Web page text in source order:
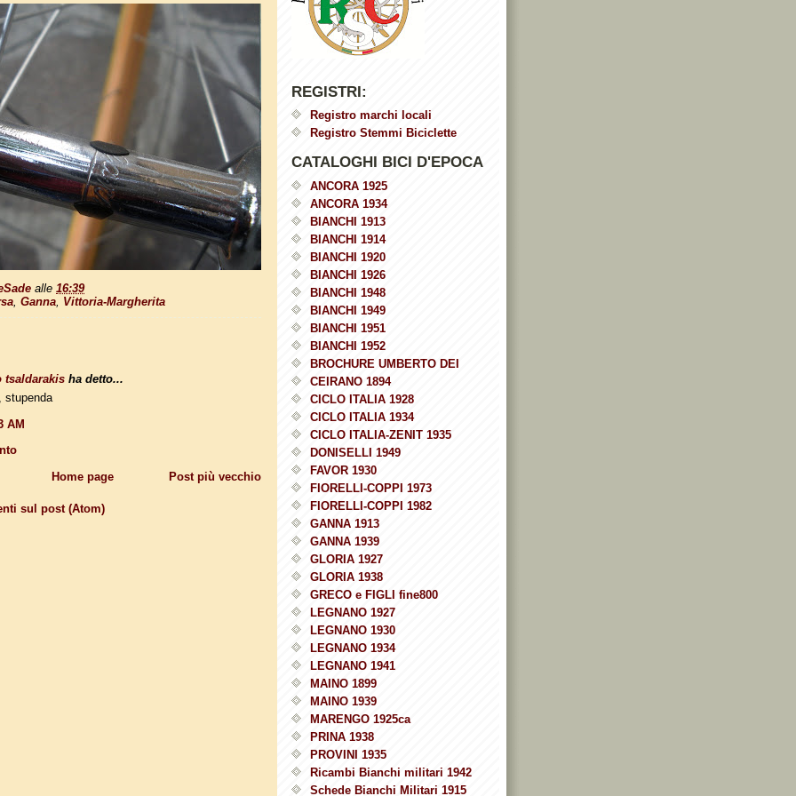
alle 16:39
Ganna Vittoria-Margherita
tsaldarakis ha detto...
stupenda
AM
Post più vecchio
Home page
sul post (Atom)
REGISTRI:
Registro marchi locali
Registro Stemmi Biciclette
CATALOGHI BICI D'EPOCA
ANCORA 1925
ANCORA 1934
BIANCHI 1913
BIANCHI 1914
BIANCHI 1920
BIANCHI 1926
BIANCHI 1948
BIANCHI 1949
BIANCHI 1951
BIANCHI 1952
BROCHURE UMBERTO DEI
CEIRANO 1894
CICLO ITALIA 1928
CICLO ITALIA 1934
CICLO ITALIA-ZENIT 1935
DONISELLI 1949
FAVOR 1930
FIORELLI-COPPI 1973
FIORELLI-COPPI 1982
GANNA 1913
GANNA 1939
GLORIA 1927
GLORIA 1938
GRECO e FIGLI fine800
LEGNANO 1927
LEGNANO 1930
LEGNANO 1934
LEGNANO 1941
MAINO 1899
MAINO 1939
MARENGO 1925ca
PRINA 1938
PROVINI 1935
Ricambi Bianchi militari 1942
Schede Bianchi Militari 1915